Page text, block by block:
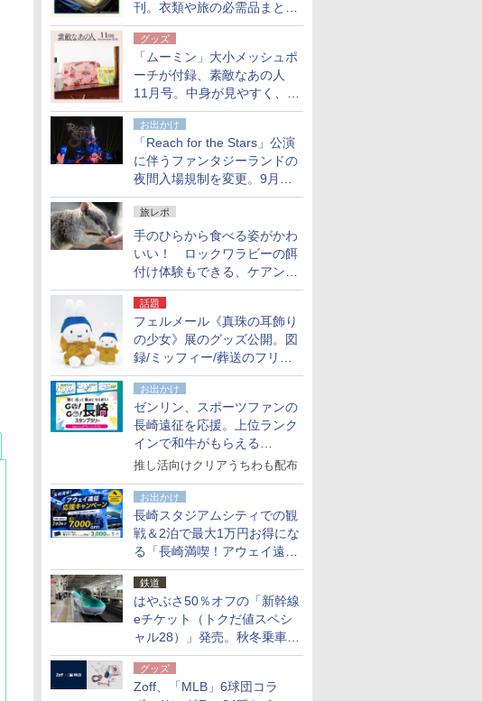
刊。衣類や旅の必需品まとま
る大小2個セット
グッズ
「ムーミン」大小メッシュポ
ーチが付録、素敵なあの人
11月号。中身が見やすく、温
泉スパにも使える
お出かけ
「Reach for the Stars」公演
に伴うファンタジーランドの
夜間入場規制を変更。9月か
ら18時50分～20時ごろに
旅レポ
手のひらから食べる姿がかわ
いい！ ロックワラビーの餌
付け体験もできる、ケアンズ
でアサートン高原の日本語ガ
イド付きツアーに参加してみ
た
話題
フェルメール《真珠の耳飾り
の少女》展のグッズ公開。図
録/ミッフィー/葬送のフリー
レンほか、注目ブランドコラ
ボが実現
お出かけ
ゼンリン、スポーツファンの
長崎遠征を応援。上位ランク
インで和牛がもらえる
「GO！GO！長崎スタンプラ
推し活向けクリアうちわも配布
お出かけ
長崎スタジアムシティでの観
戦＆2泊で最大1万円お得にな
る「長崎満喫！アウェイ遠征
応援キャンペーン」
鉄道
はやぶさ50％オフの「新幹線
eチケット（トクだ値スペシ
ャル28）」発売。秋冬乗車
分、えきねっと限定
グッズ
Zoff、「MLB」6球団コラ